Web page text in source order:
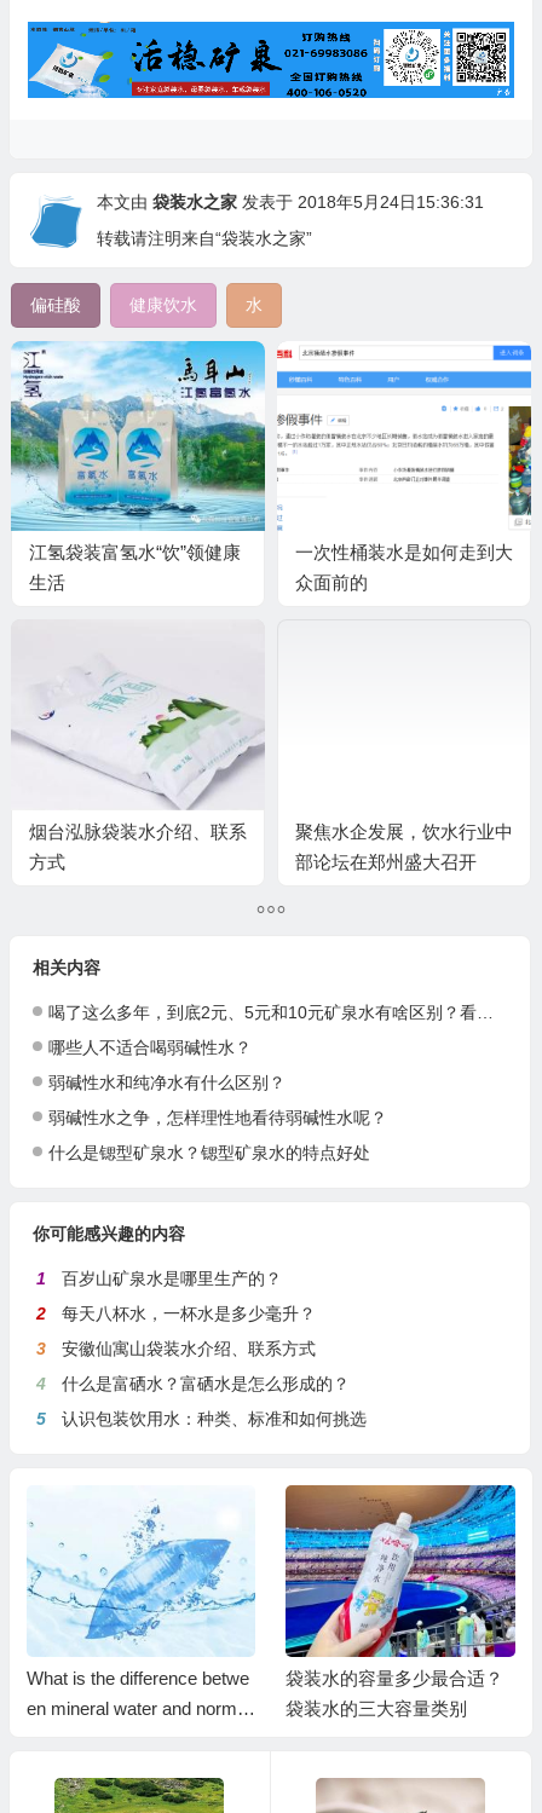
本文由 袋装水之家发表于 2018年5月24日15:36:31
转载请注明来自“袋装水之家”
偏硅酸 健康饮水 水
江氢袋装富氢水“饮”领健康
生活
一次性桶装水是如何走到大
众面前的
烟台泓脉袋装水介绍、联系
方式
聚焦水企发展，饮水行业中
部论坛在郑州盛大召开
相关内容
喝了这么多年，到底2元、5元和10元矿泉水有啥区别？看完你就明白了
哪些人不适合喝弱碱性水？
弱碱性水和纯净水有什么区别？
弱碱性水之争，怎样理性地看待弱碱性水呢？
什么是锶型矿泉水？锶型矿泉水的特点好处
你可能感兴趣的内容
1
百岁山矿泉水是哪里生产的？
2
每天八杯水，一杯水是多少毫升？
3
安徽仙寓山袋装水介绍、联系方式
4
什么是富硒水？富硒水是怎么形成的？
5
认识包装饮用水：种类、标准和如何挑选
What is the difference betwe
en mineral water and normal
袋装水的容量多少最合适？
袋装水的三大容量类别